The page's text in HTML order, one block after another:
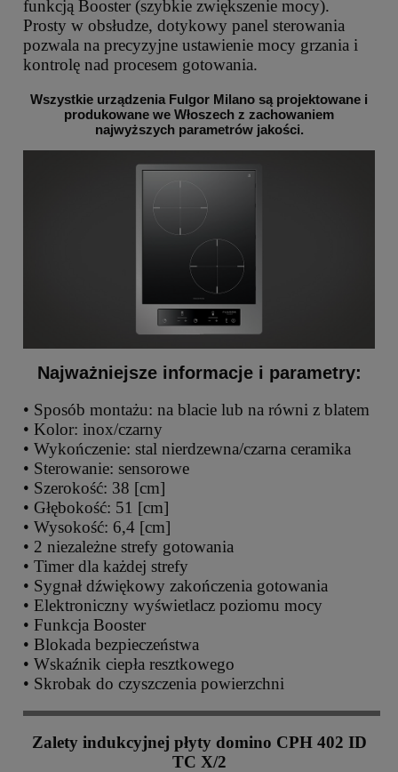
funkcją Booster (szybkie zwiększenie mocy).
Prosty w obsłudze, dotykowy panel sterowania
pozwala na precyzyjne ustawienie mocy grzania i
kontrolę nad procesem gotowania.
Wszystkie urządzenia Fulgor Milano są projektowane i
produkowane we Włoszech z zachowaniem
najwyższych parametrów jakości.
Najważniejsze informacje i parametry:
• Sposób montażu: na blacie lub na równi z blatem
• Kolor: inox/czarny
• Wykończenie: stal nierdzewna/czarna ceramika
• Sterowanie: sensorowe
• Szerokość: 38 [cm]
• Głębokość: 51 [cm]
• Wysokość: 6,4 [cm]
• 2 niezależne strefy gotowania
• Timer dla każdej strefy
• Sygnał dźwiękowy zakończenia gotowania
• Elektroniczny wyświetlacz poziomu mocy
• Funkcja Booster
• Blokada bezpieczeństwa
• Wskaźnik ciepła resztkowego
• Skrobak do czyszczenia powierzchni
Zalety indukcyjnej płyty domino CPH 402 ID
TC X/2